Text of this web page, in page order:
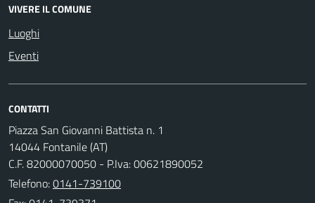
VIVERE IL COMUNE
Luoghi
Eventi
CONTATTI
Piazza San Giovanni Battista n. 1
14044 Fontanile (AT)
C.F. 82000070050 - P.Iva: 00621890052
Telefono:0141-739100